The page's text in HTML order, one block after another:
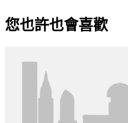
您也許也會喜歡